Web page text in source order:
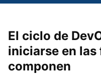
El ciclo de
iniciarse en las
componen